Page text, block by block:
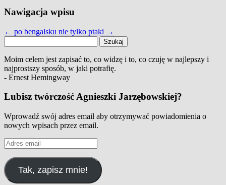
Nawigacja wpisu
← po bengalsku nie tylko ptaki →
Moim celem jest zapisać to, co widzę i to, co czuję w najlepszy i
najprostszy sposób, w jaki potrafię.
- Ernest Hemingway
Lubisz twórczość Agnieszki Jarzębowskiej?
Wprowadź swój adres email aby otrzymywać powiadomienia o
nowych wpisach przez email.
Adres
email
Tak, zapisz mnie!